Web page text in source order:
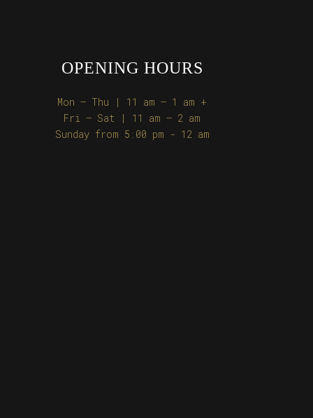
OPENING HOURS
Mon – Thu | 11 am – 1 am +
Fri – Sat | 11 am – 2 am
Sunday from 5:00 pm - 12 am